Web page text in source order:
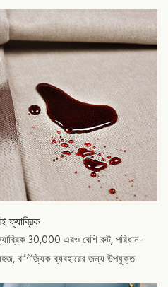
ফ্যাব্রিক
ফ্যাব্রিক 30,000 এরও বেশি রুট, পরিধান-
বাণিজ্যিক ব্যবহারের জন্য উপযুক্ত